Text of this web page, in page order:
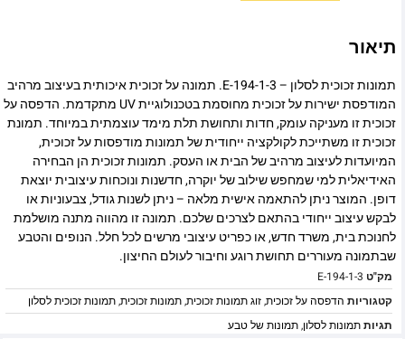
תיאור
תמונות זכוכית לסלון – E-194-1-3. תמונה על זכוכית איכותית בעיצוב מרהיב
המודפסת ישירות על זכוכית מחוסמת בטכנולוגיית UV מתקדמת. הדפסה על
זכוכית זו מעניקה עומק, חדות ותחושת תלת מימד עוצמתית במיוחד. תמונת
זכוכית זו משתייכת לקולקציה ייחודית של תמונות מודפסות על זכוכית,
המיועדות לעיצוב מרהיב של הבית או העסק. תמונות זכוכית הן הבחירה
האידיאלית למי שמחפש שילוב של יוקרה, חדשנות ונוכחות עיצובית יוצאת
דופן. המוצר ניתן להתאמה אישית מלאה – ניתן לשנות גודל, צבעוניות או
לבקש עיצוב ייחודי בהתאם לצרכים שלכם. תמונה זו מהווה מתנה מושלמת
לחנוכת בית, משרד חדש, או כפריט עיצובי מרשים לכל חלל. הנופים והטבע
שבתמונה מעוררים תחושת רוגע וחיבור לעולם החיצון.
מק"ט E-194-1-3
קטגוריות הדפסה על זכוכית,זוג תמונות זכוכית,תמונות זכוכית,תמונות זכוכית לסלון
תגיותתמונות לסלון,תמונות של טבע